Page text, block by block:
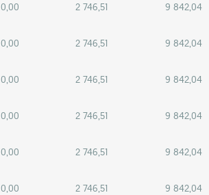
0,00 2 746,51 9 842,04
0,00 2 746,51 9 842,04
0,00 2 746,51 9 842,04
0,00 2 746,51 9 842,04
0,00 2 746,51 9 842,04
0,00 2 746,51 9 842,04